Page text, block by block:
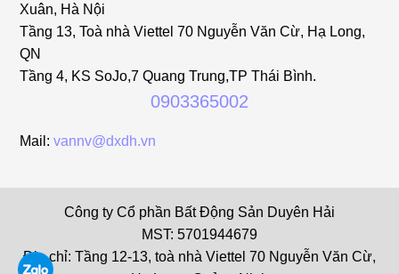
Xuân, Hà Nội
Tầng 13, Toà nhà Viettel 70 Nguyễn Văn Cừ, Hạ Long,
QN
Tầng 4, KS SoJo,7 Quang Trung,TP Thái Bình.
0903365002
Mail:vannv@dxdh.vn
Công ty Cổ phần Bất Động Sản Duyên Hải
MST: 5701944679
Địa chỉ: Tầng 12-13, toà nhà Viettel 70 Nguyễn Văn Cừ,